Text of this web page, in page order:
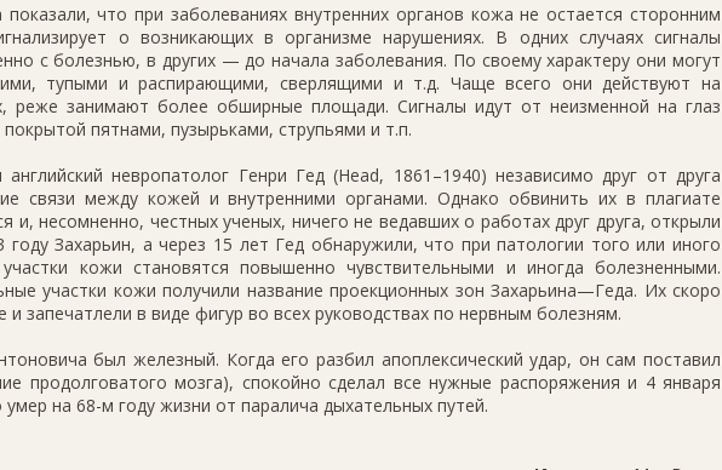
что при заболеваниях внутренних органов кожа не остается сторонним
о возникающих в организме нарушениях. В одних случаях сигналы
с болезнью, в других — до начала заболевания. По своему характеру они могут
тупыми и распирающими, сверлящими и т.д. Чаще всего они действуют на
реже занимают более обширные площади. Сигналы идут от неизменной на глаз
пятнами, пузырьками, струпьями и т.п.
невропатолог Генри Гед (Head, 1861–1940) независимо друг от друга
связи между кожей и внутренними органами. Однако обвинить их в плагиате
и, несомненно, честных ученых, ничего не ведавших о работах друг друга, открыли
Захарьин, а через 15 лет Гед обнаружили, что при патологии того или иного
кожи становятся повышенно чувствительными и иногда болезненными.
участки кожи получили название проекционных зон Захарьина—Геда. Их скоро
и запечатлели в виде фигур во всех руководствах по нервным болезням.
был железный. Когда его разбил апоплексический удар, он сам поставил
продолговатого мозга), спокойно сделал все нужные распоряжения и 4 января
на 68-м году жизни от паралича дыхательных путей.